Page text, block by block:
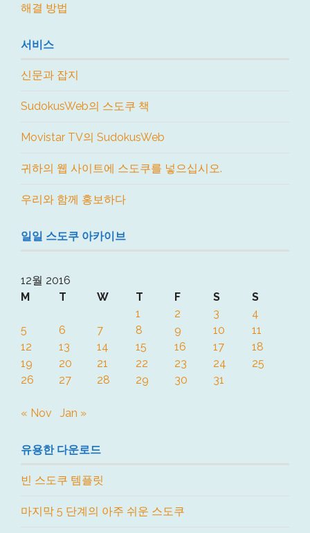
해결 방법
서비스
신문과 잡지
SudokusWeb의 스도쿠 책
Movistar TV의 SudokusWeb
귀하의 웹 사이트에 스도쿠를 넣으십시오.
우리와 함께 홍보하다
일일 스도쿠 아카이브
12월 2016
M
T W T F S
S
1
2 3
4
5
6 7 8 9 10
11
12
13 14 15 16 17
18
19
20 21 22 23 24
25
26
27 28 29 30 31
« Nov Jan »
유용한 다운로드
빈 스도쿠 템플릿
마지막 5 단계의 아주 쉬운 스도쿠